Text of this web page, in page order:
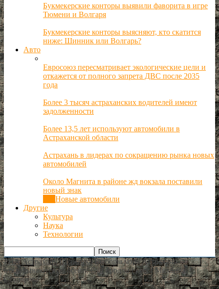
Букмекерские конторы выявили фаворита в игре
Тюмени и Волгаря
Букмекерские конторы выясняют, кто скатится
ниже: Шинник или Волгарь?
Авто
Евросоюз пересматривает экологические цели и
откажется от полного запрета ДВС после 2035
года
Более 3 тысяч астраханских водителей имеют
задолженности
Более 13,5 лет используют автомобили в
Астраханской области
Астрахань в лидерах по сокращению рынка новых
автомобилей
Около Магнита в районе жд вокзала поставили
новый знак
Новые автомобили
Другие
Культура
Наука
Технологии
РИА Астрахань Политика Выборы мэра Астрахани
откладываются до осени. Суд продлил арест Михаила
Столярова